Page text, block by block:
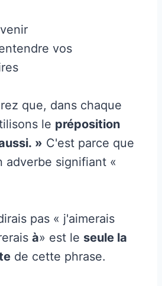
vos
que, dans chaque
le préposition
» C'est parce que
adverbe signifiant «
pas « j'aimerais
à» est le seule la
de cette phrase.